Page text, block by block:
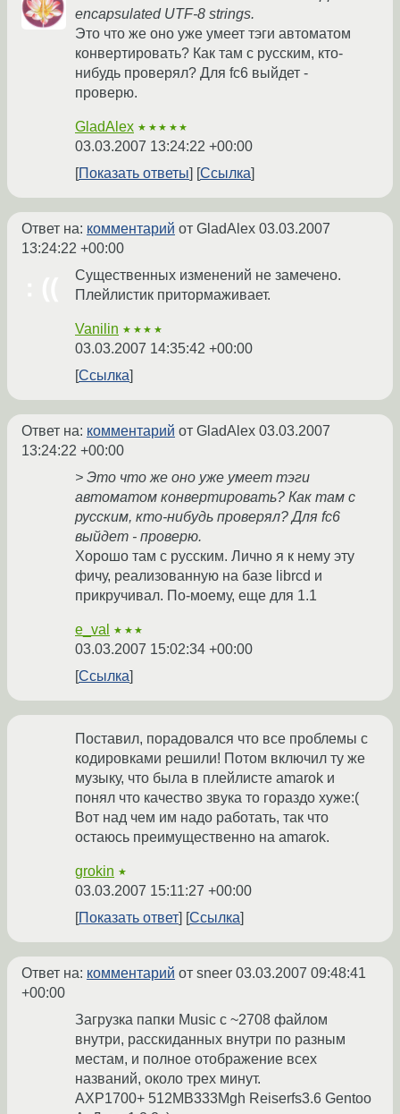
encapsulated UTF-8 strings.
Это что же оно уже умеет тэги автоматом
конвертировать? Как там с русским, кто-
нибудь проверял? Для fc6 выйдет -
проверю.
GladAlex ★★★★★
03.03.2007 13:24:22 +00:00
Показать ответы
Ссылка
Ответ на: комментарий от GladAlex 03.03.2007
13:24:22 +00:00
Существенных изменений не замечено.
Плейлистик притормаживает.
Vanilin ★★★★
03.03.2007 14:35:42 +00:00
Ссылка
Ответ на: комментарий от GladAlex 03.03.2007
13:24:22 +00:00
> Это что же оно уже умеет тэги
автоматом конвертировать? Как там с
русским, кто-нибудь проверял? Для fc6
выйдет - проверю.
Хорошо там с русским. Лично я к нему эту
фичу, реализованную на базе librcd и
прикручивал. По-моему, еще для 1.1
e_val ★★★
03.03.2007 15:02:34 +00:00
Ссылка
Поставил, порадовался что все проблемы с
кодировками решили! Потом включил ту же
музыку, что была в плейлисте amarok и
понял что качество звука то гораздо хуже:(
Вот над чем им надо работать, так что
остаюсь преимущественно на amarok.
grokin ★
03.03.2007 15:11:27 +00:00
Показать ответ
Ссылка
Ответ на: комментарий от sneer 03.03.2007 09:48:41
+00:00
Загрузка папки Music c ~2708 файлом
внутри, расскиданных внутри по разным
местам, и полное отображение всех
названий, около трех минут.
AXP1700+ 512MB333Mgh Reiserfs3.6 Gentoo